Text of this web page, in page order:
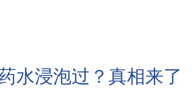
水浸泡过？真相来了